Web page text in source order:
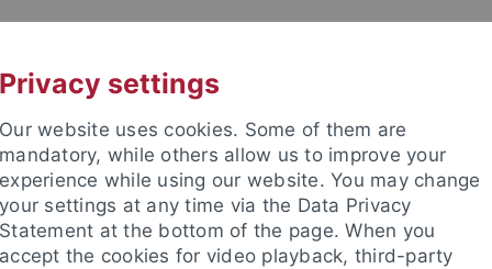
Privacy settings
Our website uses cookies. Some of them are
mandatory, while others allow us to improve your
experience while using our website. You may change
your settings at any time via the Data Privacy
Statement at the bottom of the page. When you
accept the cookies for video playback, third-party